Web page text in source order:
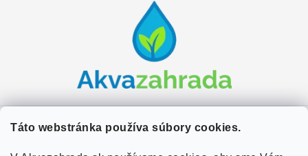
Táto webstránka používa súbory cookies.
e
Zákaznícky servis